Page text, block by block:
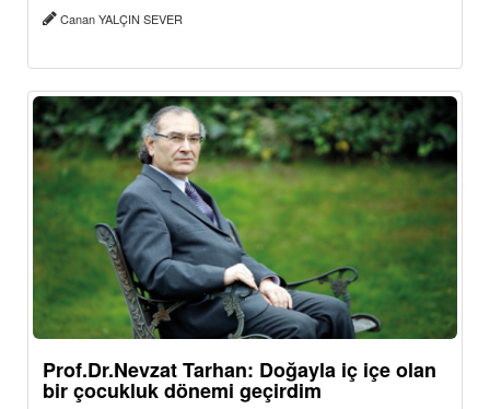
Canan YALÇIN SEVER
Prof.Dr.Nevzat Tarhan: Doğayla iç içe olan
bir çocukluk dönemi geçirdim